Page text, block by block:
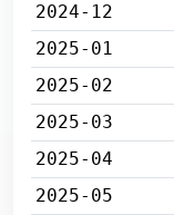
2024-12
2025-01
2025-02
2025-03
2025-04
2025-05